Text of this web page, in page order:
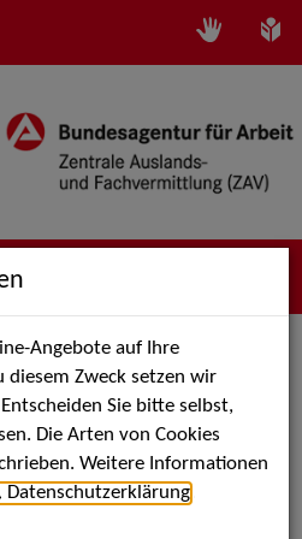
als PDF speichern
Angebote auf Ihre
diesem Zweck setzen wir
Sie bitte selbst,
Die Arten von Cookies
Weitere Informationen
Datenschutzerklärung